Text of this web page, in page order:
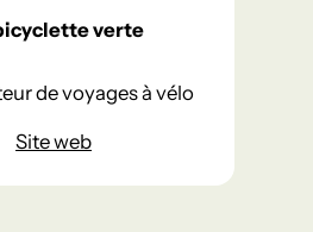
verte
de voyages à vélo
Site web